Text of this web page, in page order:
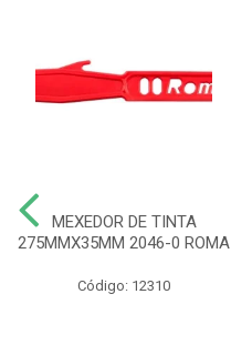
MEXEDOR DE TINTA
275MMX35MM 2046-0 ROMA
Código: 12310